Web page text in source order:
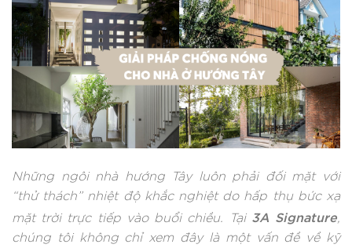
Những ngôi nhà hướng Tây luôn phải đối mặt với
“thử thách” nhiệt độ khắc nghiệt do hấp thụ bức xạ
mặt trời trực tiếp vào buổi chiều. Tại 3A Signature,
chúng tôi không chỉ xem đây là một vấn đề về kỹ